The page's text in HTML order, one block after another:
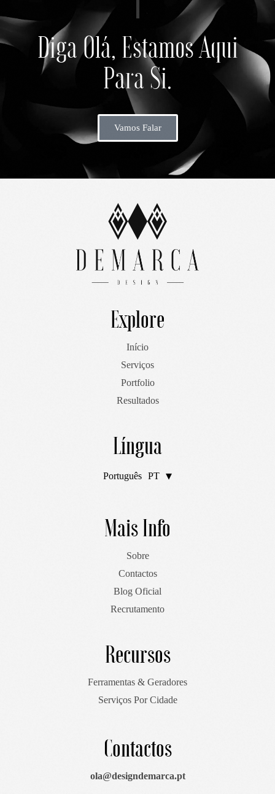
Diga Olá, Estamos Aqui
Para Si.
Vamos Falar
Explore
Início
Serviços
Portfolio
Resultados
Língua
Português PT
English EN
Mais Info
Sobre
Contactos
Blog Oficial
Recrutamento
Recursos
Ferramentas & Geradores
Serviços Por Cidade
Contactos
ola@designdemarca.pt